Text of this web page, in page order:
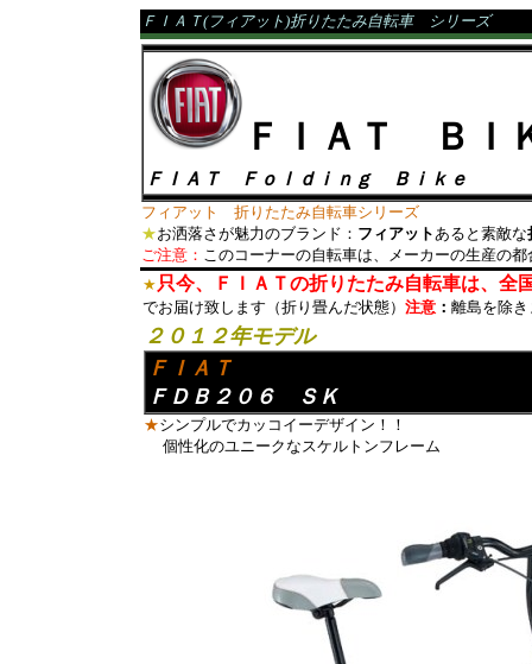
ＦＩＡＴ(フィアット)折りたたみ自転車 シリーズ
ＦＩＡＴ ＢＩ
ＦＩＡＴＦｏｌｄｉｎｇ Ｂｉｋｅ
フィアット 折りたたみ自転車シリーズ
★お洒落さが魅力のブランド： フィアットあると素敵な
ご注意： このコーナーの自転車は、メーカーの生産の
★ 只今、ＦＩＡＴの折りたたみ自転車は、全
でお届け致します（折り畳んだ状態） 注意 ： 離島を除き
２０１２年モデル
ＦＩＡＴ
ＦＤＢ２０６ ＳＫ
★シンプルでカッコイーデザイン！！
個性化のユニークなスケルトンフレーム